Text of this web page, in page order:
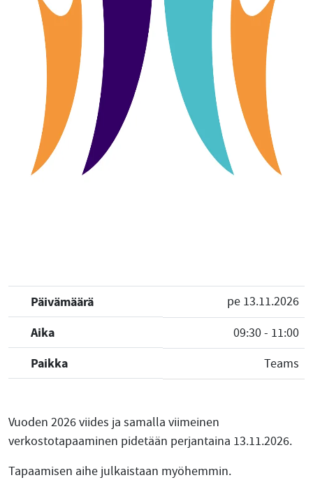
Päivämäärä
pe 13.11.2026
Aika
09:30 - 11:00
Paikka
Teams
Vuoden 2026 viides ja samalla viimeinen
verkostotapaaminen pidetään perjantaina 13.11.2026.
Tapaamisen aihe julkaistaan myöhemmin.